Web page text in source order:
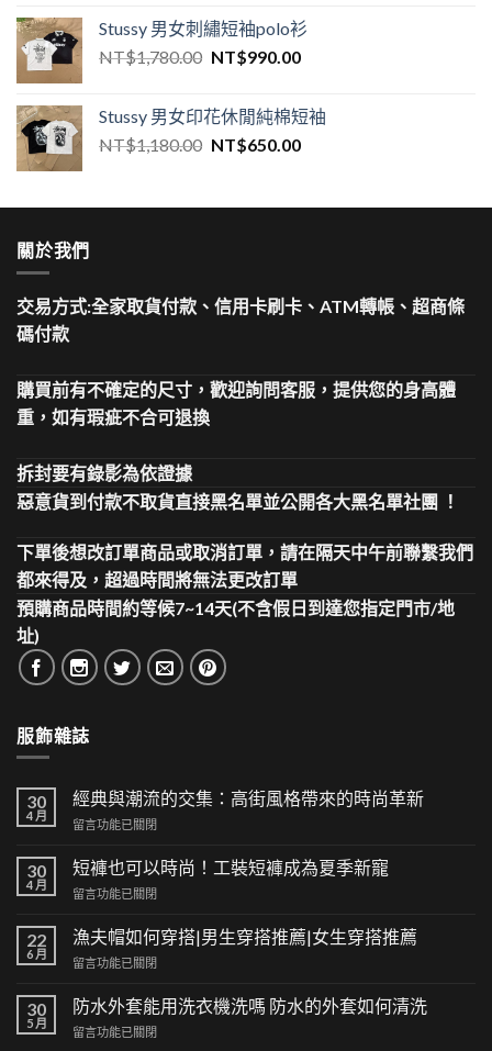
Stussy 男女刺繡短袖polo衫
NT$1,780.00 NT$990.00
Stussy 男女印花休閒純棉短袖
NT$1,180.00 NT$650.00
關於我們
交易方式:全家取貨付款、信用卡刷卡、ATM轉帳、超商條
碼付款
購買前有不確定的尺寸，歡迎詢問客服，提供您的身高體
重，如有瑕疵不合可退換
拆封要有錄影為依證據
惡意貨到付款不取貨直接黑名單並公開各大黑名單社團 ！
下單後想改訂單商品或取消訂單，請在隔天中午前聯繫我們
都來得及，超過時間將無法更改訂單
預購商品時間約等候7~14天(不含假日到達您指定門市/地
址)
服飾雜誌
30
4 月
經典與潮流的交集：高街風格帶來的時尚革新
在
典
與
潮
的
交
集：
街
風
留言功能已關閉
30
4 月
短褲也可以時尚！工裝短褲成為夏季新寵
在
褲
也
可
時
尚！
工
留言功能已關閉
22
6 月
漁夫帽如何穿搭|男生穿搭推薦|女生穿搭推薦
在
夫
帽
如
留言功能已關閉
30
5 月
防水外套能用洗衣機洗嗎 防水的外套如何清洗
在
留言功能已關閉